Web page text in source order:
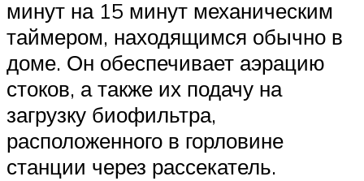
минут на 15 минут механическим
таймером, находящимся обычно в
доме. Он обеспечивает аэрацию
стоков, а также их подачу на
загрузку биофильтра,
расположенного в горловине
станции через рассекатель.